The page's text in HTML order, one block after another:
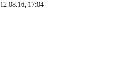
12.08.16, 17:04